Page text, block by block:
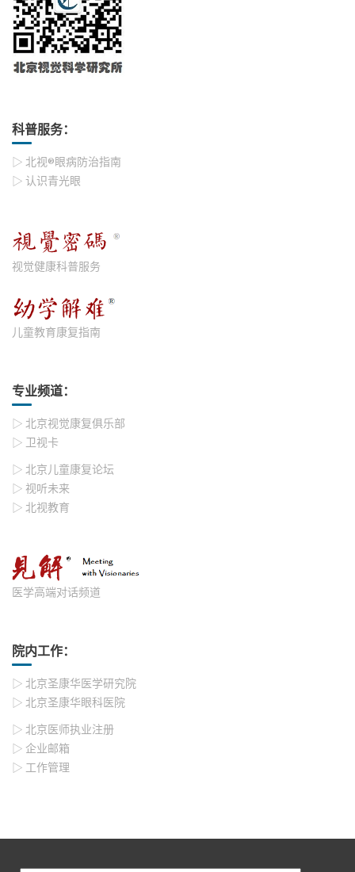
科普服务：
▷ 北视®眼病防治指南
▷ 认识青光眼
视觉健康科普服务
儿童教育康复指南
专业频道：
▷ 北京视觉康复俱乐部
▷ 卫视卡
▷ 北京儿童康复论坛
▷ 视听未来
▷ 北视教育
医学高端对话频道
院内工作：
▷ 北京圣康华医学研究院
▷ 北京圣康华眼科医院
▷ 北京医师执业注册
▷ 企业邮箱
▷ 工作管理